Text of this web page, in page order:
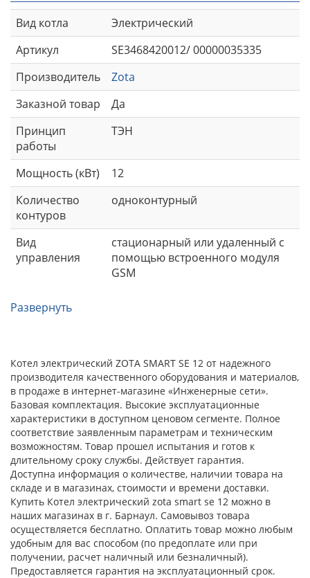
Вид котла
Электрический
Артикул
SE3468420012/ 00000035335
Производитель
Zota
Заказной товар
Да
Принцип
работы
ТЭН
Мощность (кВт)
12
Количество
контуров
одноконтурный
Вид
управления
стационарный или удаленный с
помощью встроенного модуля
GSM
Развернуть
Котел электрический ZOTA SMART SE 12 от надежного
производителя качественного оборудования и материалов,
в продаже в интернет-магазине «Инженерные сети».
Базовая комплектация. Высокие эксплуатационные
характеристики в доступном ценовом сегменте. Полное
соответствие заявленным параметрам и техническим
возможностям. Товар прошел испытания и готов к
длительному сроку службы. Действует гарантия.
Доступна информация о количестве, наличии товара на
складе и в магазинах, стоимости и времени доставки.
Купить Котел электрический zota smart se 12 можно в
наших магазинах в г. Барнаул. Самовывоз товара
осуществляется бесплатно. Оплатить товар можно любым
удобным для вас способом (по предоплате или при
получении, расчет наличный или безналичный).
Предоставляется гарантия на эксплуатационный срок.